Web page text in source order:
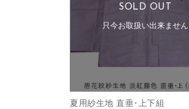
SOLD OUT
只今お取扱い出来ません
夏用紗生地 直垂･上下組